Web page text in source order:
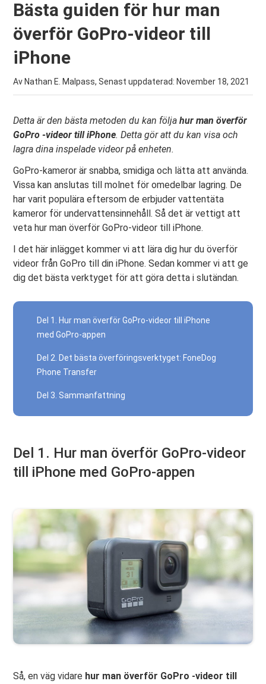
Bästa guiden för hur man
överför GoPro-videor till
iPhone
Av Nathan E. Malpass, Senast uppdaterad: November 18, 2021
Detta är den bästa metoden du kan följahur man överför
GoPro -videor till iPhone. Detta gör att du kan visa och
lagra dina inspelade videor på enheten.
GoPro-kameror är snabba, smidiga och lätta att använda.
Vissa kan anslutas till molnet för omedelbar lagring. De
har varit populära eftersom de erbjuder vattentäta
kameror för undervattensinnehåll. Så det är vettigt att
veta hur man överför GoPro-videor till iPhone.
I det här inlägget kommer vi att lära dig hur du överför
videor från GoPro till din iPhone. Sedan kommer vi att ge
dig det bästa verktyget för att göra detta i slutändan.
Del 1. Hur man överför GoPro-videor till iPhone
med GoPro-appen
Del 2. Det bästa överföringsverktyget: FoneDog
Phone Transfer
Del 3. Sammanfattning
Del 1. Hur man överför GoPro-videor
till iPhone med GoPro-appen
Så, en väg vidare hur man överför GoPro -videor till